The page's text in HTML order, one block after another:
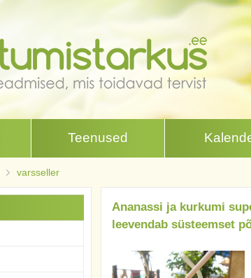
Teenused
varsseller
Ananassi ja kurkumi
leevendab süsteemset